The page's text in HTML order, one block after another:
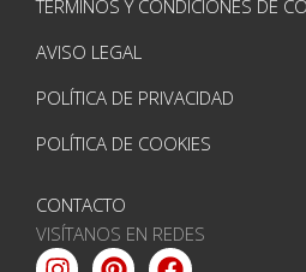
TÉRMINOS Y CONDICIONES DE
AVISO LEGAL
POLÍTICA DE PRIVACIDAD
POLÍTICA DE COOKIES
CONTACTO
VISÍTANOS EN REDES
Instagram
PinterestFacebook